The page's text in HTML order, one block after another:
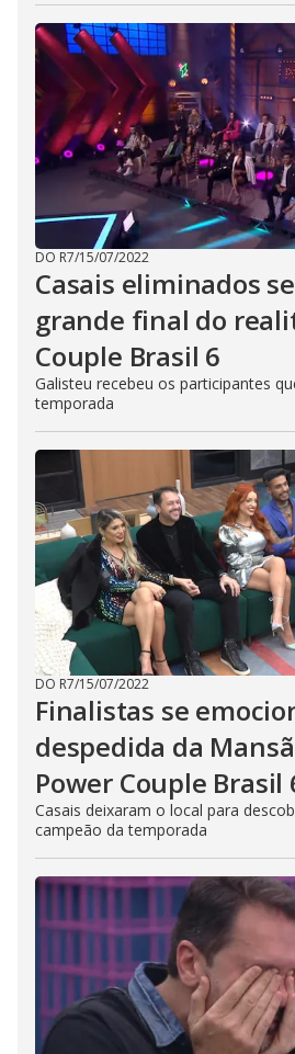
DO R7/15/07/2022
Casais eliminados
grande final do
Couple Brasil 6
Galisteu recebeu os participantes
temporada
DO R7/15/07/2022
Finalistas se
despedida da
Power Couple Brasil
Casais deixaram o local para
campeão da temporada